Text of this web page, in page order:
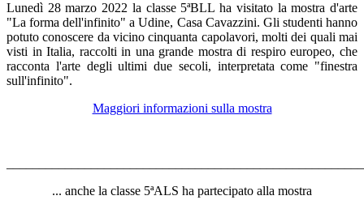
Lunedì 28 marzo 2022 la classe 5ªBLL ha visitato la mostra d'arte
"La forma dell'infinito" a Udine, Casa Cavazzini. Gli studenti hanno
potuto conoscere da vicino cinquanta capolavori, molti dei quali mai
visti in Italia, raccolti in una grande mostra di respiro europeo, che
racconta l'arte degli ultimi due secoli, interpretata come "finestra
sull'infinito".
Maggiori informazioni sulla mostra
... anche la classe 5ªALS ha partecipato alla mostra